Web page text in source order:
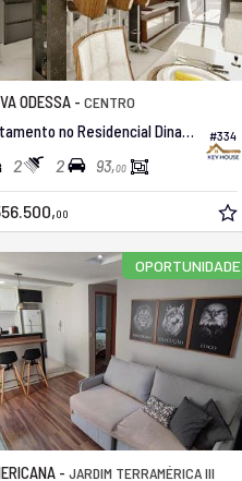
#334
ODESSA - CENTRO
Apartamento no Residencial Dinamarca
2 2 93,00
00
OPORTUNIDADE
- JARDIM TERRAMÉRICA III